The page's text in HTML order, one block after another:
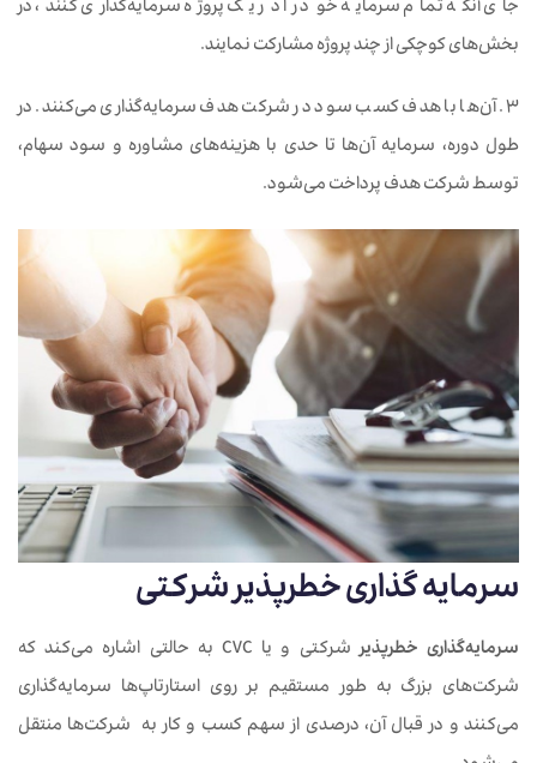
جای آنکه تمام سرمایه ‌خود را در یک پروژه سرمایه‌گذاری کنند، در
بخش‌های کوچکی از چند پروژه مشارکت نمایند.
3. آن‌ها با هدف کسب سود در شرکت هدف سرمایه‌گذاری می‌کنند. در
طول دوره، سرمایه‌ آن‌ها تا حدی با هزینه‌های مشاوره و سود سهام،
توسط شرکت هدف پرداخت می‌شود.
سرمایه گذاری خطرپذیر شرکتی
سرمایه‌گذاری خطرپذیر
شرکتی و یا CVC به حالتی اشاره می‌کند که
شرکت‌های بزرگ به طور مستقیم بر روی استارتاپ‌ها سرمایه‌گذاری
می‌کنند و در قبال آن، درصدی از سهم کسب و کار به شرکت‌ها منتقل